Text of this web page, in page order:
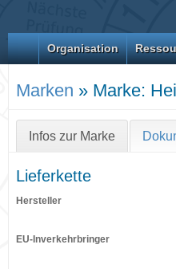
Organisation
Marken » Marke:
Infos zur Marke
Lieferkette
Hersteller
EU-Inverkehrbringer